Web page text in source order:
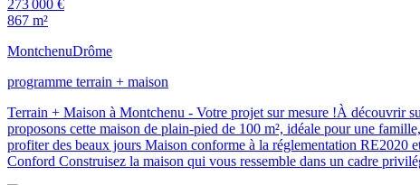
273 000 €
867 m²
MontchenuDrôme
programme terrain + maison
Terrain + Maison à Montchenu - Votre projet sur mesure !À découvrir
proposons cette maison de plain-pied de 100 m², idéale pour une
profiter des beaux jours Maison conforme à la réglementation RE2020
Conford Construisez la maison qui vous ressemble dans un cadre